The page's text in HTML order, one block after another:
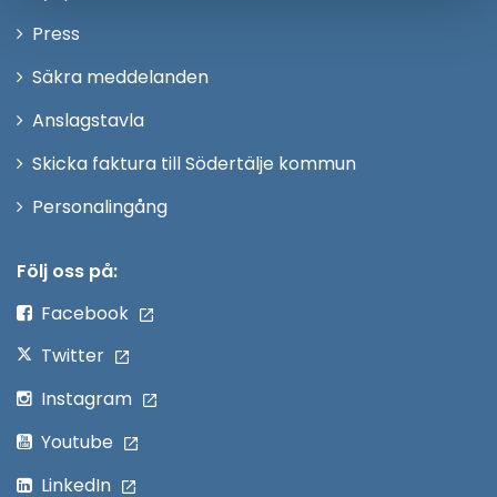
Press
fönster
Säkra meddelanden
Anslagstavla
Skicka faktura till Södertälje kommun
PersonalingångÖppna
Följ oss på:
Facebook
Twitter
Instagram
Youtube
LinkedIn